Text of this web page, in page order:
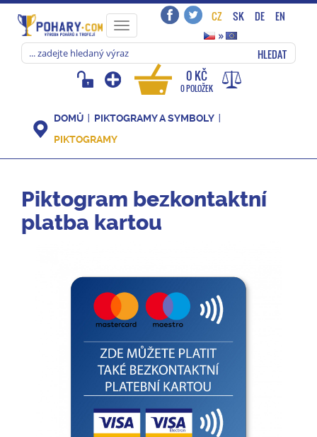
Toggle
navigation
CZ SK DE
EN
»
HLEDAT
0 KČ
0 POLOŽEK
DOMŮ
PIKTOGRAMY A SYMBOLY
PIKTOGRAMY
Piktogram bezkontaktní
platba kartou